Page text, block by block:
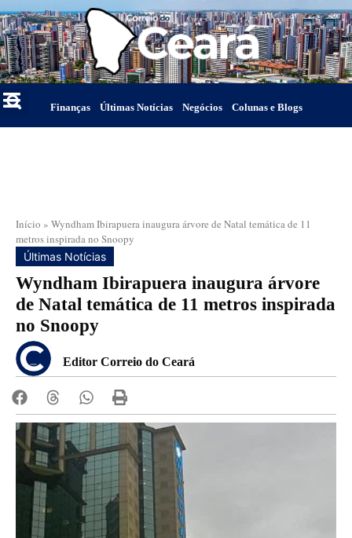
Finanças Últimas Notícias Negócios Colunas e Blogs
Início » Wyndham Ibirapuera inaugura árvore de Natal temática de 11
metros inspirada no Snoopy
Últimas Notícias
Wyndham Ibirapuera inaugura árvore
de Natal temática de 11 metros inspirada
no Snoopy
Editor Correio do Ceará